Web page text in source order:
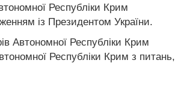
Республіки Крим
із Президентом України.
Автономної Республіки Крим
Республіки Крим з питань,